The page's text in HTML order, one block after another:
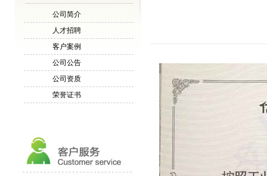
公司简介
人才招聘
客户案例
公司公告
公司资质
荣誉证书